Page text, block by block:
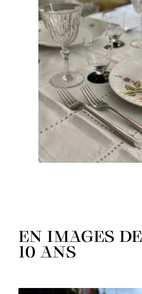
EN IMAGES
10 ANS